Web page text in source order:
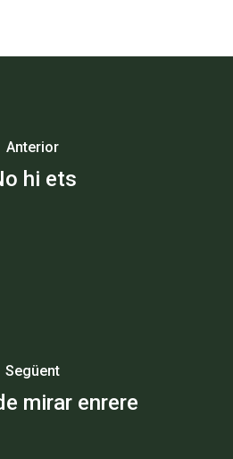
Anterior
hi ets
Següent
mirar enrere